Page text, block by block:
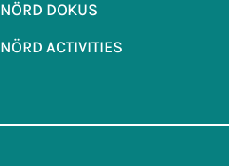
NÖRD DOKUS
NÖRD ACTIVITIES